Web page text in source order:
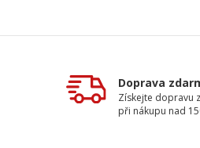
Doprava
Získejte dopravu
při nákupu nad